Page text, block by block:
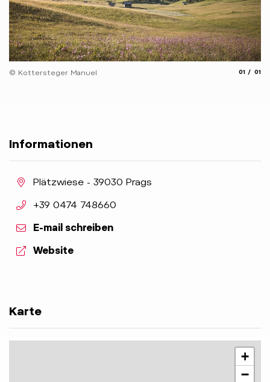
© Kottersteger Manuel 01 01
Informationen
aria.location:
Plätzwiese - 39030 Prags
aria.phone:
+39 0474 748660
E-mail schreiben
aria.website:
Website
Karte
+
−